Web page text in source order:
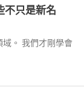
不只是新名
。 我們才剛學會